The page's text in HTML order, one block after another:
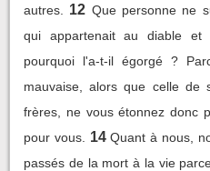
autres.
12 Que personne ne
qui appartenait au diable
pourquoi l'a-t-il égorgé ?
mauvaise, alors que celle de
frères, ne vous étonnez donc
pour vous.
14 Quant à nous,
passés de la mort à la vie